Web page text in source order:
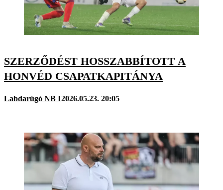
SZERZŐDÉST HOSSZABBÍTOTT A
HONVÉD CSAPATKAPITÁNYA
Labdarúgó NB I2026.05.23. 20:05